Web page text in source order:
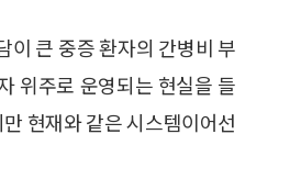
이 큰 중증 환자의 간병비 부
위주로 운영되는 현실을 들
현재와 같은 시스템이어선